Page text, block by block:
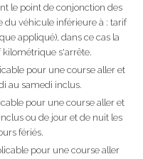
le point de conjonction des
du véhicule inférieure à : tarif
appliqué), dans ce cas la
s'arrête.
pour une course aller et
au samedi inclus.
pour une course aller et
ou de jour et de nuit les
fériés.
pour une course aller